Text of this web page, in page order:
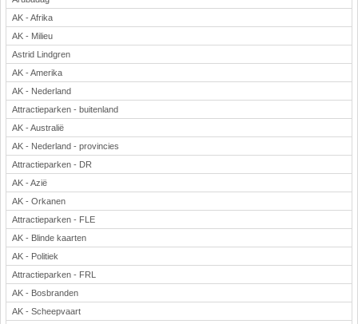
AK - Afrika
AK - Milieu
Astrid Lindgren
AK - Amerika
AK - Nederland
Attractieparken - buitenland
AK - Australië
AK - Nederland - provincies
Attractieparken - DR
AK - Azië
AK - Orkanen
Attractieparken - FLE
AK - Blinde kaarten
AK - Politiek
Attractieparken - FRL
AK - Bosbranden
AK - Scheepvaart